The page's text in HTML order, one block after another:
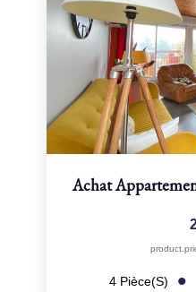
Achat
4 Pièce(s)